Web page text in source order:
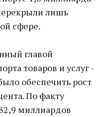
лишь
сфере.
главой
товаров и услуг -
обеспечить рост
По факту
миллиардов